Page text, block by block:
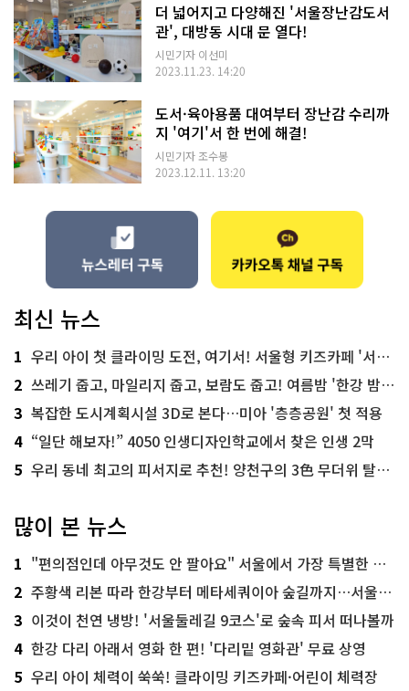
더 넓어지고 다양해진 '서울장난감도서
관', 대방동 시대 문 열다!
시민기자 이선미
2023.11.23. 14:20
도서·육아용품 대여부터 장난감 수리까
지 '여기'서 한 번에 해결!
시민기자 조수봉
2023.12.11. 13:20
최신 뉴스
1 우리 아이 첫 클라이밍 도전, 여기서! 서울형 키즈카페 '서울가족플라자점'
2 쓰레기 줍고, 마일리지 줍고, 보람도 줍고! 여름밤 '한강 밤마실 줍깅'
3 복잡한 도시계획시설 3D로 본다…미아 '층층공원' 첫 적용
4 “일단 해보자!” 4050 인생디자인학교에서 찾은 인생 2막
5 우리 동네 최고의 피서지로 추천! 양천구의 3色 무더위 탈출 명소
많이 본 뉴스
1 "편의점인데 아무것도 안 팔아요" 서울에서 가장 특별한 편의점의 정체
2 주황색 리본 따라 한강부터 메타세쿼이아 숲길까지…서울둘레길 15코스
3 이것이 천연 냉방! '서울둘레길 9코스'로 숲속 피서 떠나볼까
4 한강 다리 아래서 영화 한 편! '다리밑 영화관' 무료 상영
5 우리 아이 체력이 쑥쑥! 클라이밍 키즈카페·어린이 체력장